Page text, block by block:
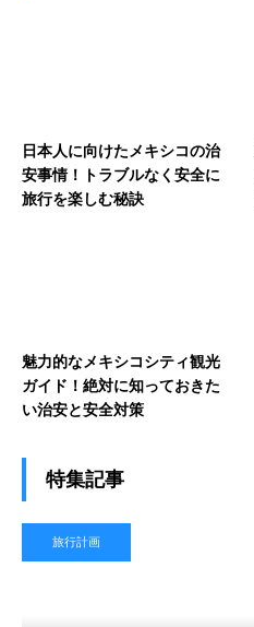
日本人に向けたメキシコの治
安事情！トラブルなく安全に
旅行を楽しむ秘訣
魅力的なメキシコシティ観光
ガイド！絶対に知っておきた
い治安と安全対策
特集記事
旅行計画